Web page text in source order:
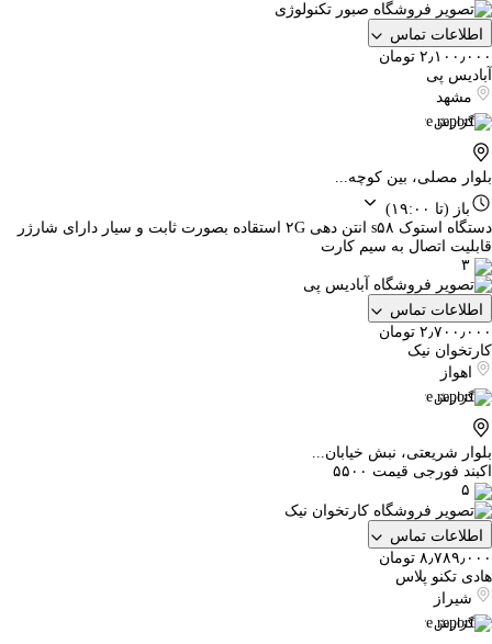
اطلاعات تماس
۲٫۱۰۰٫۰۰۰ تومان
آبادیس پی
مشهد
گزارش
بلوار مصلی، بین کوچه...
باز (تا ۱۹:۰۰)
دستگاه استوک s۵۸ انتن دهی ۲G استقاده بصورت ثابت و سیار دارای شارژر
قابلیت اتصال به سیم کارت
۳
اطلاعات تماس
۲٫۷۰۰٫۰۰۰ تومان
کارتخوان نیک
اهواز
گزارش
بلوار شریعتی، نبش خیابان...
اکبند فورجی قیمت ۵۵۰۰
۵
اطلاعات تماس
۸٫۷۸۹٫۰۰۰ تومان
هادی تکنو پلاس
شیراز
گزارش